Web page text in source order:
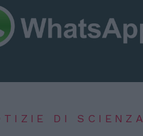
DI SCIENZA